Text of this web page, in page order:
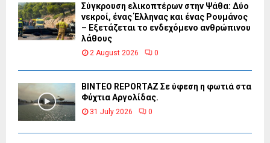
Σύγκρουση ελικοπτέρων στην Ψάθα: Δύο
νεκροί, ένας Έλληνας και ένας Ρουμάνος
– Εξετάζεται το ενδεχόμενο ανθρώπινου
λάθους
2 August 2026 0
BINTEO REPORTAZ Σε ύφεση η φωτιά στα
Φύχτια Αργολίδας.
31 July 2026 0